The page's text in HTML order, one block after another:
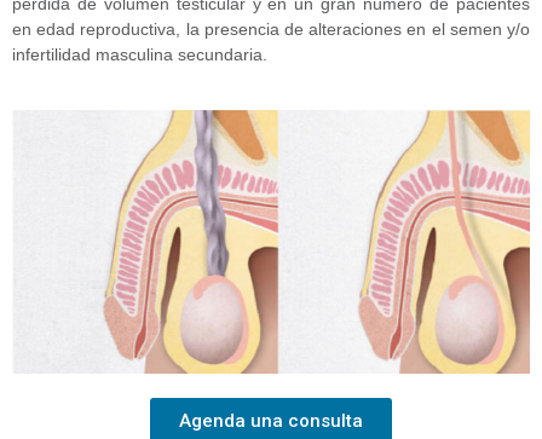
pérdida de volumen testicular y en un gran número de pacientes
en edad reproductiva, la presencia de alteraciones en el semen y/o
infertilidad masculina secundaria.
Agenda una consulta